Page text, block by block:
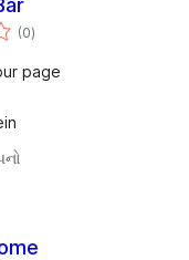
(0કુલ
રેટિંગ્સ
)
page